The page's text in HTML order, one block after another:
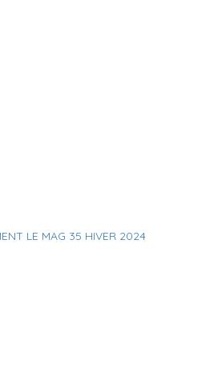
LE MAG 35 HIVER 2024